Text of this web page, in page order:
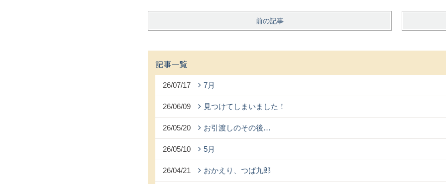
前の記事
記事一覧
26/07/17 7月
26/06/09 見つけてしまいました！
26/05/20 お引渡しのその後…
26/05/10 5月
26/04/21 おかえり、つば九郎